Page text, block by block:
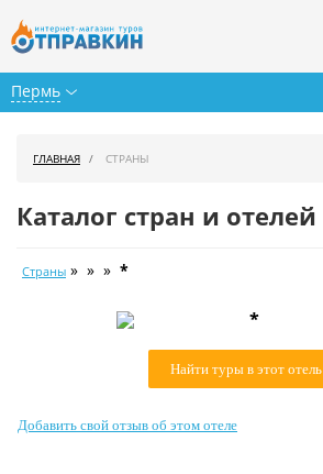
Пермь
Календарь туров
Как купить
ГЛАВНАЯ СТРАНЫ
Каталог стран и отелей
Страны » » » *
*
Найти туры в этот отель
Добавить свой отзыв об этом отеле